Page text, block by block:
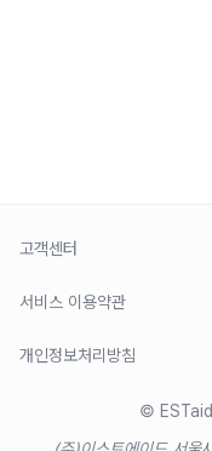
고객센터
서비스 이용약관
개인정보처리방침
©